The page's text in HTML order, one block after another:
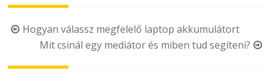
Post
navigation
Hogyan válassz megfelelő laptop akkumulátort
Mit csinál egy mediátor és miben tud segíteni?